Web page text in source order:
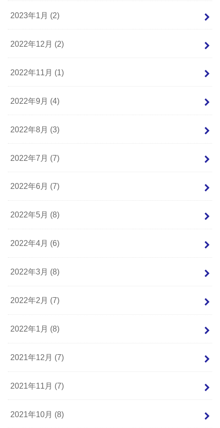
2023年1月 (2)
2022年12月 (2)
2022年11月 (1)
2022年9月 (4)
2022年8月 (3)
2022年7月 (7)
2022年6月 (7)
2022年5月 (8)
2022年4月 (6)
2022年3月 (8)
2022年2月 (7)
2022年1月 (8)
2021年12月 (7)
2021年11月 (7)
2021年10月 (8)